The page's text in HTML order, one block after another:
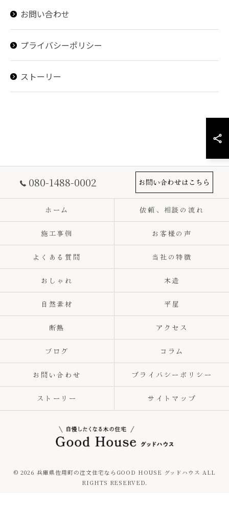
お問い合わせ
プライバシーポリシー
ストーリー
080-1488-0002 お問い合わせはこちら
ホーム 依頼、相談の流れ
施工事例 お客様の声
よくある質問 当社の特徴
おしゃれ 木造
自然素材 平屋
断熱 アクセス
ブログ コラム
お問い合わせ プライバシーポリシー
ストーリー サイトマップ
© 2026 兵庫県佐用町の注文住宅ならGOOD HOUSE グッドハウス ALL
RIGHTS RESERVED.